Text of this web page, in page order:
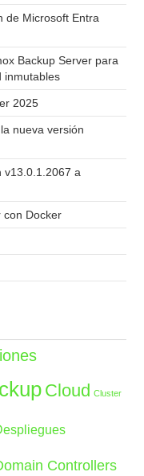
de Microsoft Entra
Backup Server para
inmutables
2025
nueva versión
v13.0.1.2067 a
con Docker
Cloud Cluster
Controllers